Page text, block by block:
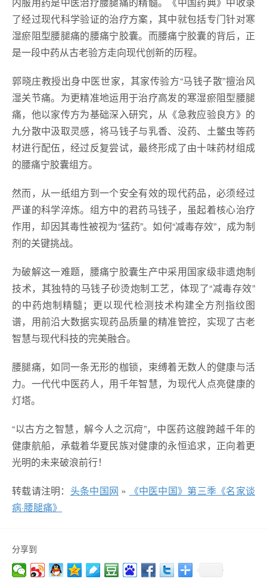
了经过现代科学验证的治疗方案，其中就包括专门针对寒
湿瘀阻型腰腿痛的腰痛宁胶囊。而腰痛宁胶囊的背后，正
是一段中药从古老验方走向现代创新的历程。
郭晓庄教授出身中医世家，其家传验方“马钱子散”擅治风
湿关节痛。为更精准地运用于治疗高发的寒湿瘀阻型腰腿
痛，他以家传方为基础深入研究，从《急救应验良方》的
九分散中汲取灵感，将马钱子与乳香、没药、土鳖虫等药
材进行配伍，经过反复尝试，最终形成了由十味药材组成
的腰痛宁胶囊组方。
然而，从一纸组方到一个安全有效的现代药品，必须经过
严谨的科学淬炼。组方中的君药马钱子，虽起着核心治疗
作用，却因其毒性被视为“猛药”。如何“减毒存效”，成为制
剂的关键挑战。
为破解这一难题，腰痛宁胶囊生产中采用国家级非遗炮制
技术，其独特的马钱子砂烫炮制工艺，体现了“减毒存效”
的中药炮制精髓；更以现代检测技术构建全方剂指纹图
谱，用前沿大数据实现药品质量的精准管控，实现了古老
智慧与现代科技的完美融合。
腰腿痛，如同一条无形的枷锁，束缚着无数人的健康与活
力。一代代中医药人，用千年智慧，为现代人点亮健康的
灯塔。
“以古方之智慧，解今人之沉疴”，中医药这艘跨越千年的
健康航船，承载着华夏民族对健康的永恒追求，正向着更
光明的未来破浪前行！
转载请注明： 头条中国网 »
《中医中国》第三季《名家谈
病·腰腿痛》
分享到